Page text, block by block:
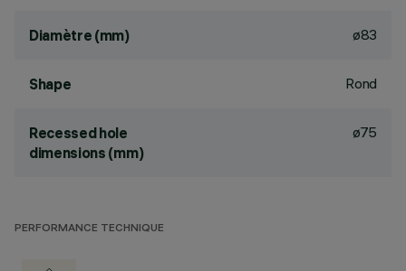
Diamètre (mm) ø83
Shape Rond
Recessed hole
dimensions (mm)
ø75
PERFORMANCE TECHNIQUE